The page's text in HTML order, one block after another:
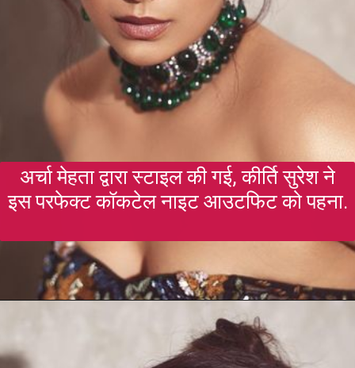
अर्चा मेहता द्वारा स्टाइल की गई, कीर्ति सुरेश ने
इस परफेक्ट कॉकटेल नाइट आउटफिट को पहना.